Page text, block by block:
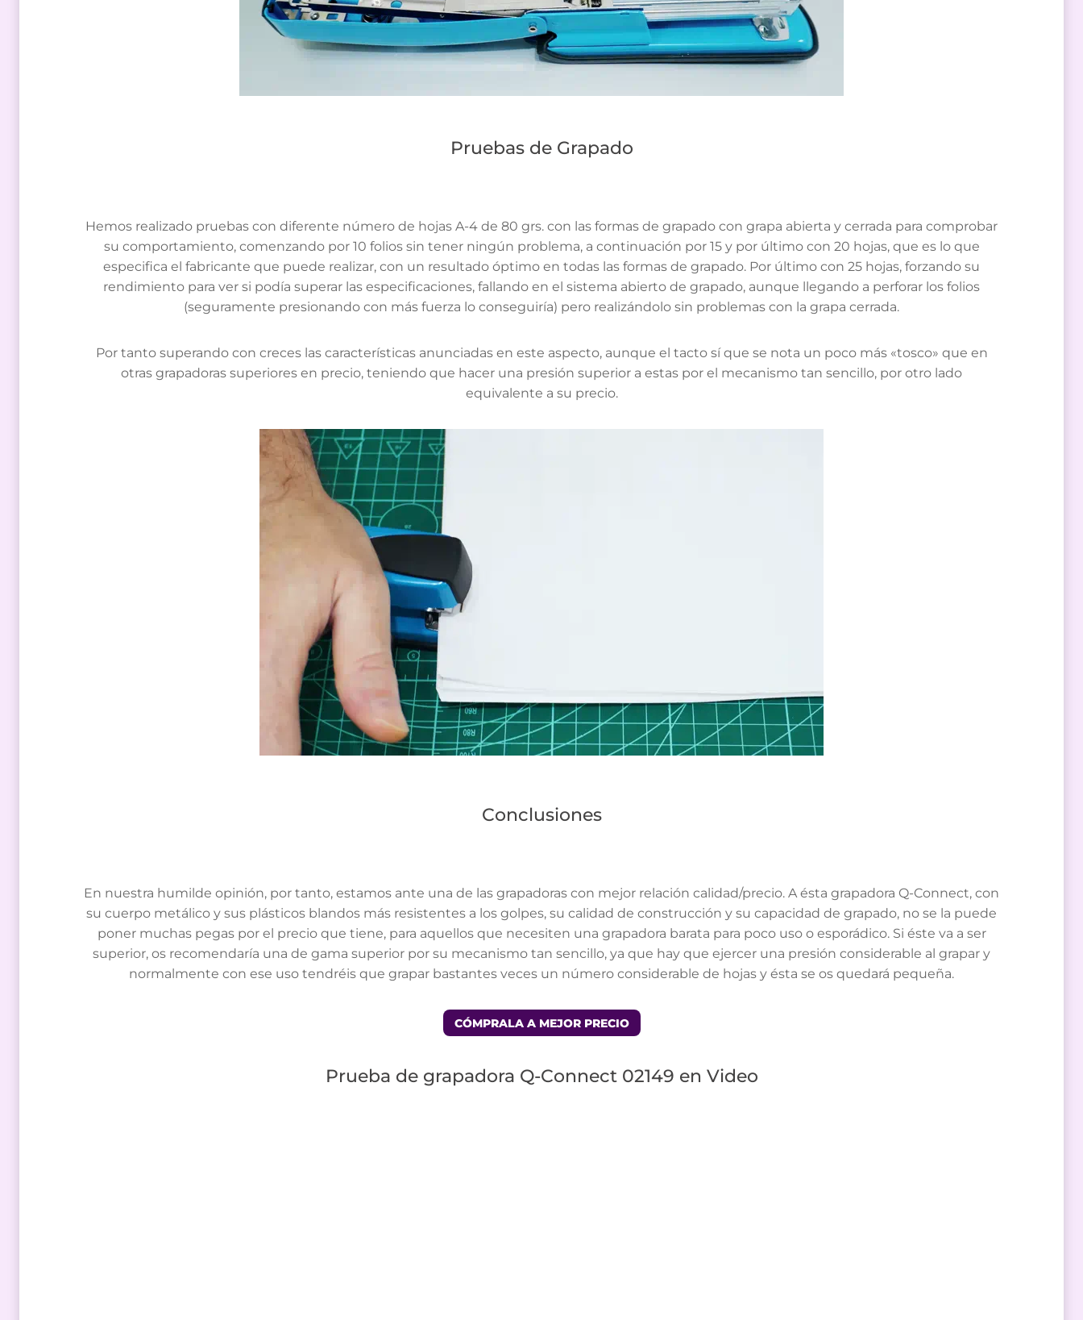
Pruebas de Grapado
Hemos realizado pruebas con diferente número de hojas A-4 de 80 grs. con las formas de grapado con grapa abierta y cerrada para comprobar
su comportamiento, comenzando por 10 folios sin tener ningún problema, a continuación por 15 y por último con 20 hojas, que es lo que
especifica el fabricante que puede realizar, con un resultado óptimo en todas las formas de grapado. Por último con 25 hojas, forzando su
rendimiento para ver si podía superar las especificaciones, fallando en el sistema abierto de grapado, aunque llegando a perforar los folios
(seguramente presionando con más fuerza lo conseguiría) pero realizándolo sin problemas con la grapa cerrada.
Por tanto superando con creces las características anunciadas en este aspecto, aunque el tacto sí que se nota un poco más «tosco» que en
otras grapadoras superiores en precio, teniendo que hacer una presión superior a estas por el mecanismo tan sencillo, por otro lado
equivalente a su precio.
Conclusiones
En nuestra humilde opinión, por tanto, estamos ante una de las grapadoras con mejor relación calidad/precio. A ésta grapadora Q-Connect, con
su cuerpo metálico y sus plásticos blandos más resistentes a los golpes, su calidad de construcción y su capacidad de grapado, no se la puede
poner muchas pegas por el precio que tiene, para aquellos que necesiten una grapadora barata para poco uso o esporádico. Si éste va a ser
superior, os recomendaría una de gama superior por su mecanismo tan sencillo, ya que hay que ejercer una presión considerable al grapar y
normalmente con ese uso tendréis que grapar bastantes veces un número considerable de hojas y ésta se os quedará pequeña.
CÓMPRALA A MEJOR PRECIO
Prueba de grapadora Q-Connect 02149 en Video